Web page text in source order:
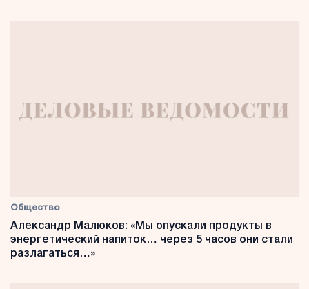
Общество
Александр Малюков: «Мы опускали продукты в
энергетический напиток… через 5 часов они стали
разлагаться…»